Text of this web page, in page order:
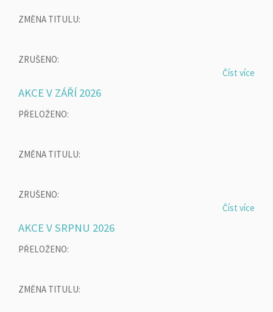
ZMĚNA TITULU:
ZRUŠENO:
Číst více
AKCE V ZÁŘÍ 2026
PŘELOŽENO:
ZMĚNA TITULU:
ZRUŠENO:
Číst více
AKCE V SRPNU 2026
PŘELOŽENO:
ZMĚNA TITULU: